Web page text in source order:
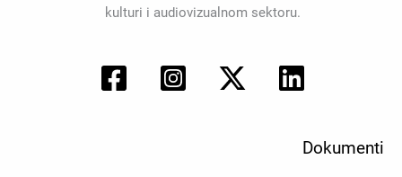
kulturi i audiovizualnom sektoru.
Dokumenti